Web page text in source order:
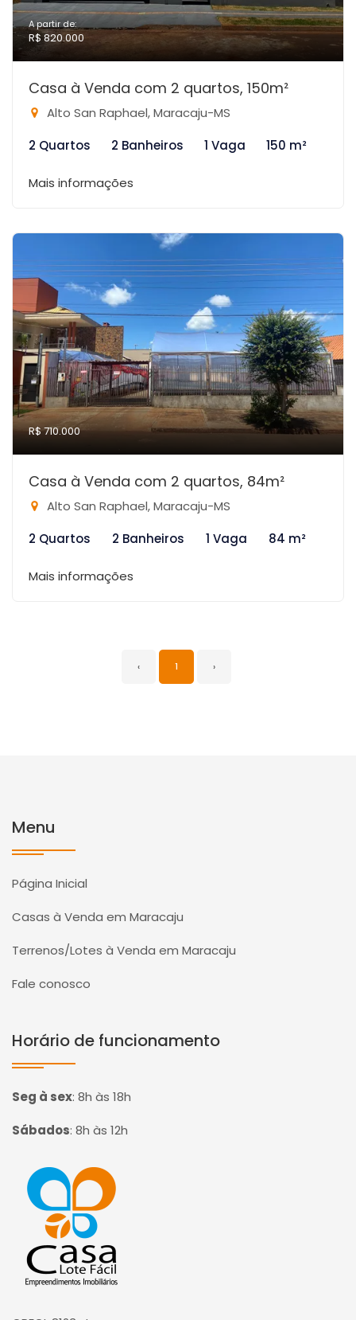
A partir de:
R$ 820.000
Casa à Venda com 2 quartos, 150m²
Alto San Raphael, Maracaju-MS
2 Quartos
2 Banheiros 1 Vaga 150 m²
Mais informações
R$ 710.000
Casa à Venda com 2 quartos, 84m²
Alto San Raphael, Maracaju-MS
2 Quartos
2 Banheiros 1 Vaga 84 m²
Mais informações
‹ 1 ›
Menu
Página Inicial
Casas à Venda em Maracaju
Terrenos/Lotes à Venda em Maracaju
Fale conosco
Horário de funcionamento
Seg à sex: 8h às 18h
Sábados: 8h às 12h
Página inicial